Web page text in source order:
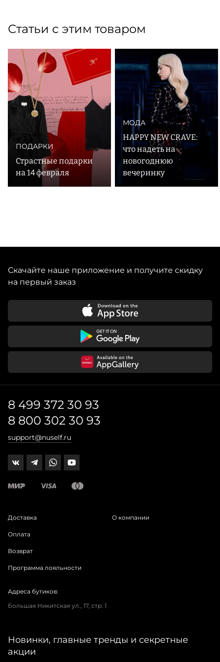
Статьи с этим товаром
ПОДАРКИ
Страстные подарки
на 14 февраля
МОДА
HAPPY NEW CRAVE:
что надеть на
новогоднюю
вечеринку
Скачайте наше приложение и получите скидку
на первый заказ
8 499 372 30 93
8 800 302 30 93
support@nuself.ru
Доставка
Оплата
Возврат
Программа лояльности
О компании
Адреса бутиков:
Большая Никитская ул., 17, стр. 1
Новинки, главные тренды и секретные
акции